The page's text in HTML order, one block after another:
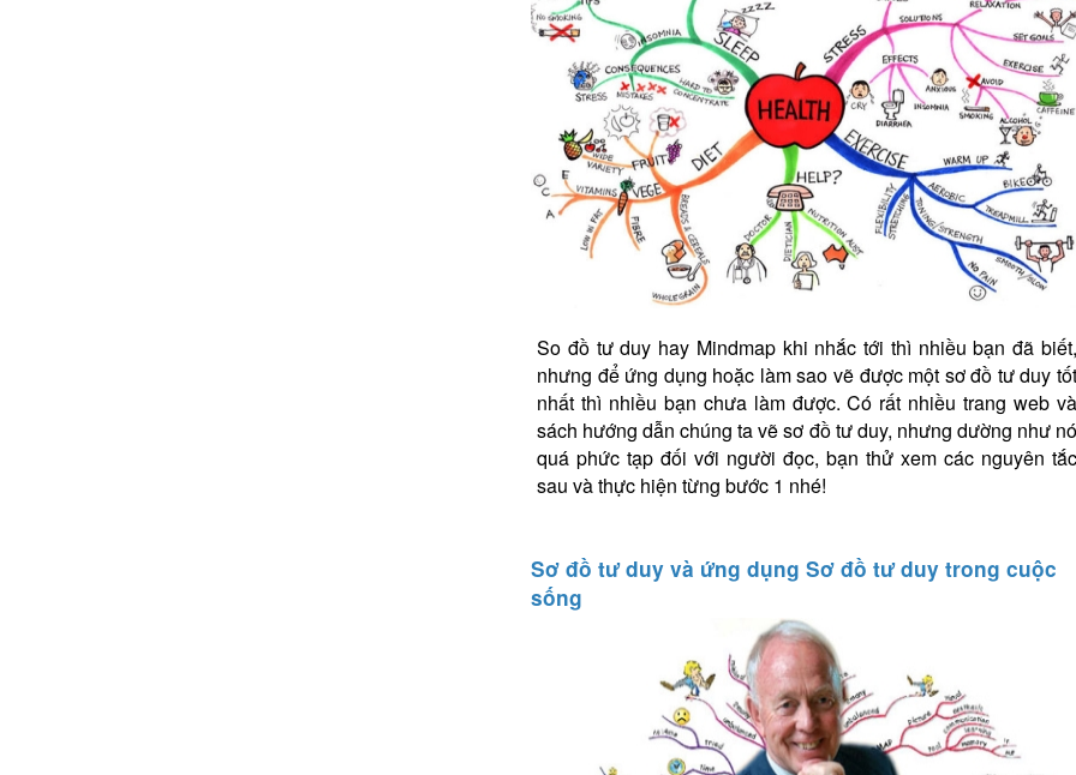
So đồ tư duy hay Mindmap khi nhắc tới thì nhiều bạn đã biết,
nhưng để ứng dụng hoặc làm sao vẽ được một sơ đồ tư duy tốt
nhất thì nhiều bạn chưa làm được. Có rất nhiều trang web và
sách hướng dẫn chúng ta vẽ sơ đồ tư duy, nhưng dường như nó
quá phức tạp đối với người đọc, bạn thử xem các nguyên tắc
sau và thực hiện từng bước 1 nhé!
Sơ đồ tư duy và ứng dụng Sơ đồ tư duy trong cuộc
sống